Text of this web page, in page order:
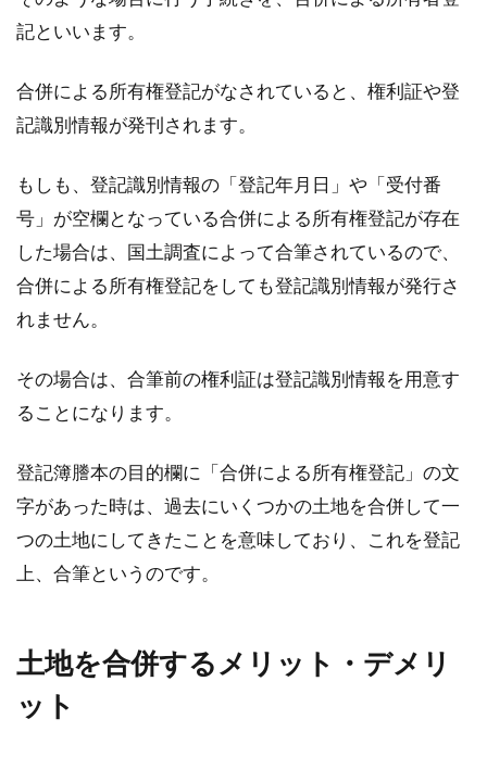
よる本人確認...
誰でもできる不動産登記の閲覧方法
とは？手数料はかかるの？
土地や建物を所有すると、不動産登記をするこ
家賃の相場はどれくらい？
近年人気となっている賃貸物件のひとつが、シ
ことで知...
土地を取得したら行う登記とは？自
記といいます。
合併による所有権登記がなされていると、権利証や登
記識別情報が発刊されます。
もしも、登記識別情報の「登記年月日」や「受付番
号」が空欄となっている合併による所有権登記が存在
した場合は、国土調査によって合筆されているので、
合併による所有権登記をしても登記識別情報が発行さ
れません。
その場合は、合筆前の権利証は登記識別情報を用意す
ることになります。
登記簿謄本の目的欄に「合併による所有権登記」の文
字があった時は、過去にいくつかの土地を合併して一
つの土地にしてきたことを意味しており、これを登記
上、合筆というのです。
土地を合併するメリット・デメリ
ット